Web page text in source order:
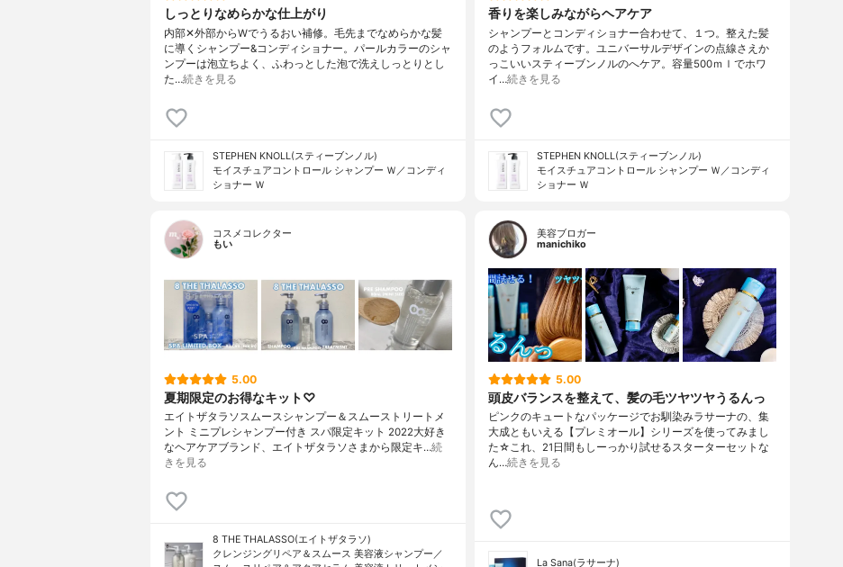
しっとりなめらかな仕上がり
内部✕外部からWでうるおい補修。毛先までなめらかな髪
に導くシャンプー&コンディショナー。パールカラーのシャ
ンプーは泡立ちよく、ふわっとした泡で洗えしっとりとし
た…続きを見る
STEPHEN KNOLL(スティーブンノル)
モイスチュアコントロール シャンプー Ｗ／コンディ
ショナー Ｗ
香りを楽しみながらヘアケア
シャンプーとコンディショナー合わせて、１つ。整えた髪
のようフォルムです。ユニバーサルデザインの点線さえか
っこいいスティーブンノルのへケア。容量500ｍｌでホワ
イ…続きを見る
STEPHEN KNOLL(スティーブンノル)
モイスチュアコントロール シャンプー Ｗ／コンディ
ショナー Ｗ
コスメコレクター
もい
5.00
夏期限定のお得なキット♡
エイトザタラソスムースシャンプー＆スムーストリートメ
ント ミニプレシャンプー付き スパ限定キット 2022大好き
なヘアケアブランド、エイトザタラソさまから限定キ…続
きを見る
8 THE THALASSO(エイトザタラソ)
クレンジングリペア＆スムース 美容液シャンプー／
美容ブロガー
manichiko
5.00
頭皮バランスを整えて、髪の毛ツヤツヤうるんっ
ピンクのキュートなパッケージでお馴染みラサーナの、集
大成ともいえる【プレミオール】シリーズを使ってみまし
た☆これ、21日間もしーっかり試せるスターターセットな
ん…続きを見る
La Sana(ラサーナ)